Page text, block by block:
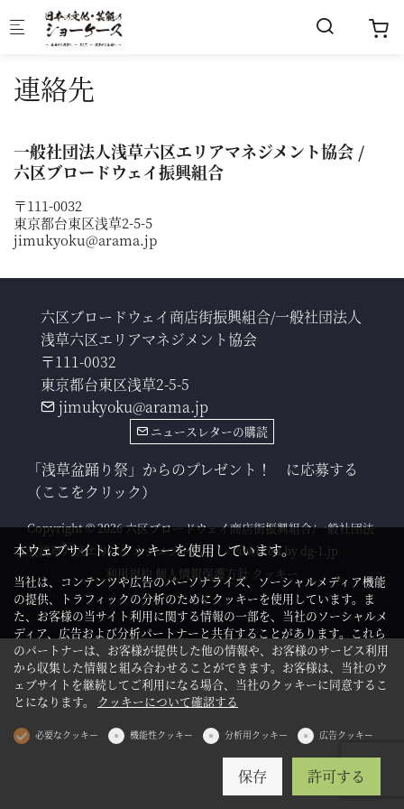
Skip to main content
連絡先
一般社団法人浅草六区エリアマネジメント協会 /
六区ブロードウェイ振興組合
〒111-0032
東京都台東区浅草2-5-5
jimukyoku@arama.jp
六区ブロードウェイ商店街振興組合/一般社団法人
浅草六区エリアマネジメント協会
〒111-0032
東京都台東区浅草2-5-5
jimukyoku@arama.jp
ニュースレターの購読
「浅草盆踊り祭」からのプレゼント！ に応募する
（ここをクリック）
Copyright © 2026 六区ブロードウェイ商店街振興組合/一般社団法
人浅草六区エリアマネジメント協会
Powered by dg-1.jp
利用規約 個人情報保護方針 クッキー
本ウェブサイトはクッキーを使用しています。
当社は、コンテンツや広告のパーソナライズ、ソーシャルメディア機能
の提供、トラフィックの分析のためにクッキーを使用しています。ま
た、お客様の当サイト利用に関する情報の一部を、当社のソーシャルメ
ディア、広告および分析パートナーと共有することがあります。これら
のパートナーは、お客様が提供した他の情報や、お客様のサービス利用
から収集した情報と組み合わせることができます。お客様は、当社のウ
ェブサイトを継続してご利用になる場合、当社のクッキーに同意するこ
とになります。
クッキーについて確認する
必要なクッキー 機能性クッキー 分析用クッキー 広告クッキー
許可する
保存